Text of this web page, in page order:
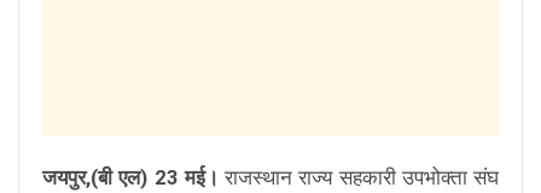
जयपुर,(बी एल) 23 मई। राजस्थान राज्य सहकारी उपभोक्ता संघ